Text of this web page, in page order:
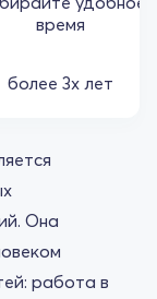
время
более 3х лет
Она
работа в